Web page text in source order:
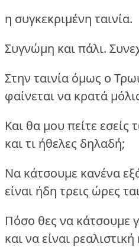
η συγκεκριμένη ταινία.
Συγνώμη και πάλι.
Στην ταινία όμως ο
φαίνεται να κρατά
Και θα μου πείτε εσείς
και τι ήθελες δηλαδή;
Να κάτσουμε κανένα
είναι ήδη τρεις ώρες
Πόσο θες να κάτσουμε
και να είναι